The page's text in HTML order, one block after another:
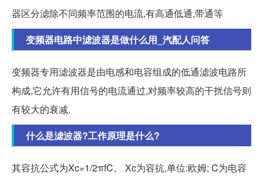
器区分滤除不同频率范围的电流,有高通低通,带通等
变频器电路中滤波器是做什么用_汽配人问答
变频器专用滤波器是由电感和电容组成的低通滤波电路所
构成,它允许有用信号的电流通过,对频率较高的干扰信号则
有较大的衰减.
什么是滤波器?工作原理是什么?
其容抗公式为Xc=1/2πfC。 Xc为容抗,单位:欧姆; C为电容